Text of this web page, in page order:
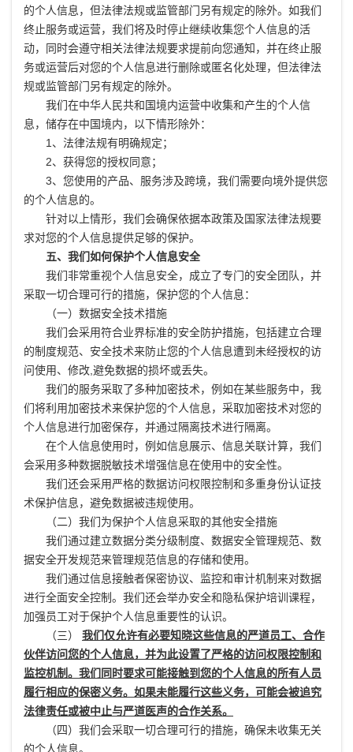
的个人信息，但法律法规或监管部门另有规定的除外。如我们
终止服务或运营，我们将及时停止继续收集您个人信息的活
动，同时会遵守相关法律法规要求提前向您通知，并在终止服
务或运营后对您的个人信息进行删除或匿名化处理，但法律法
规或监管部门另有规定的除外。
我们在中华人民共和国境内运营中收集和产生的个人信
息，储存在中国境内，以下情形除外：
1、法律法规有明确规定；
2、获得您的授权同意；
3、您使用的产品、服务涉及跨境，我们需要向境外提供您
的个人信息的。
针对以上情形，我们会确保依据本政策及国家法律法规要
求对您的个人信息提供足够的保护。
五、我们如何保护个人信息安全
我们非常重视个人信息安全，成立了专门的安全团队，并
采取一切合理可行的措施，保护您的个人信息：
（一）数据安全技术措施
我们会采用符合业界标准的安全防护措施，包括建立合理
的制度规范、安全技术来防止您的个人信息遭到未经授权的访
问使用、修改,避免数据的损坏或丢失。
我们的服务采取了多种加密技术，例如在某些服务中，我
们将利用加密技术来保护您的个人信息，采取加密技术对您的
个人信息进行加密保存，并通过隔离技术进行隔离。
在个人信息使用时，例如信息展示、信息关联计算，我们
会采用多种数据脱敏技术增强信息在使用中的安全性。
我们还会采用严格的数据访问权限控制和多重身份认证技
术保护信息，避免数据被违规使用。
（二）我们为保护个人信息采取的其他安全措施
我们通过建立数据分类分级制度、数据安全管理规范、数
据安全开发规范来管理规范信息的存储和使用。
我们通过信息接触者保密协议、监控和审计机制来对数据
进行全面安全控制。我们还会举办安全和隐私保护培训课程，
加强员工对于保护个人信息重要性的认识。
（三） 我们仅允许有必要知晓这些信息的严道员工、合作
伙伴访问您的个人信息，并为此设置了严格的访问权限控制和
监控机制。我们同时要求可能接触到您的个人信息的所有人员
履行相应的保密义务。如果未能履行这些义务，可能会被追究
法律责任或被中止与严道医声的合作关系。
（四）我们会采取一切合理可行的措施，确保未收集无关
的个人信息。